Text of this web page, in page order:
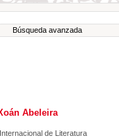
Búsqueda avanzada
Abeleira
de Literatura